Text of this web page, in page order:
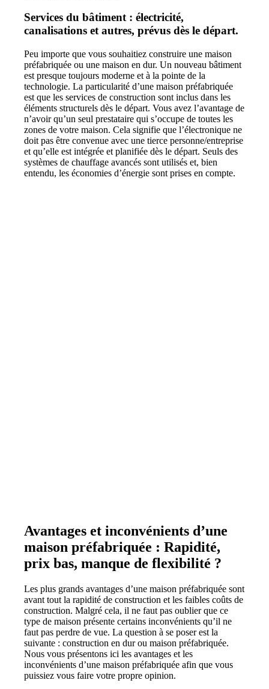
Services du bâtiment : électricité,
canalisations et autres, prévus dès le départ.
Peu importe que vous souhaitiez construire une maison
préfabriquée ou une maison en dur. Un nouveau bâtiment
est presque toujours moderne et à la pointe de la
technologie. La particularité d’une maison préfabriquée
est que les services de construction sont inclus dans les
éléments structurels dès le départ. Vous avez l’avantage de
n’avoir qu’un seul prestataire qui s’occupe de toutes les
zones de votre maison. Cela signifie que l’électronique ne
doit pas être convenue avec une tierce personne/entreprise
et qu’elle est intégrée et planifiée dès le départ. Seuls des
systèmes de chauffage avancés sont utilisés et, bien
entendu, les économies d’énergie sont prises en compte.
Avantages et inconvénients d’une
maison préfabriquée : Rapidité,
prix bas, manque de flexibilité ?
Les plus grands avantages d’une maison préfabriquée sont
avant tout la rapidité de construction et les faibles coûts de
construction. Malgré cela, il ne faut pas oublier que ce
type de maison présente certains inconvénients qu’il ne
faut pas perdre de vue. La question à se poser est la
suivante : construction en dur ou maison préfabriquée.
Nous vous présentons ici les avantages et les
inconvénients d’une maison préfabriquée afin que vous
puissiez vous faire votre propre opinion.